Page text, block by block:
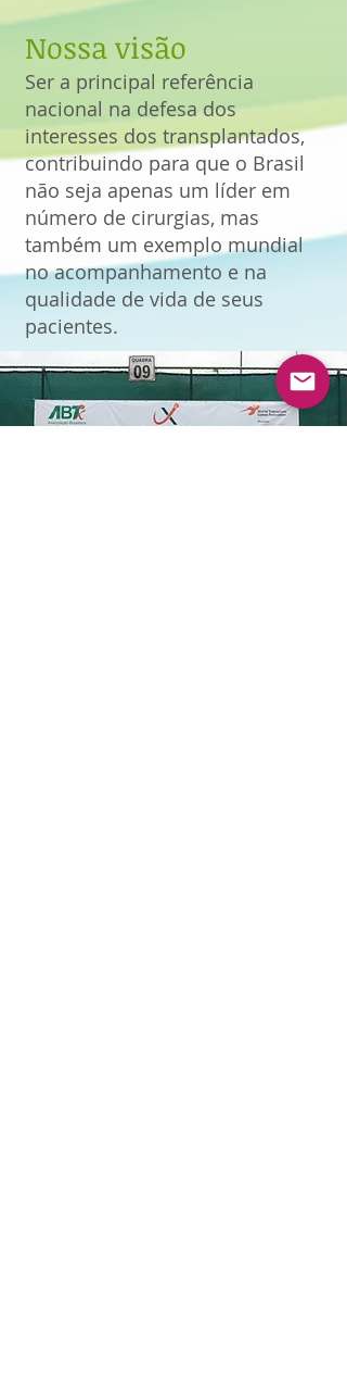
Nossa visão
Ser a principal referência
nacional na defesa dos
interesses dos transplantados,
contribuindo para que o Brasil
não seja apenas um líder em
número de cirurgias, mas
também um exemplo mundial
no acompanhamento e na
qualidade de vida de seus
pacientes.